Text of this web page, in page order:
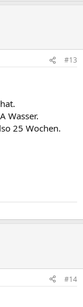
#13
Wasser.
25 Wochen.
#14